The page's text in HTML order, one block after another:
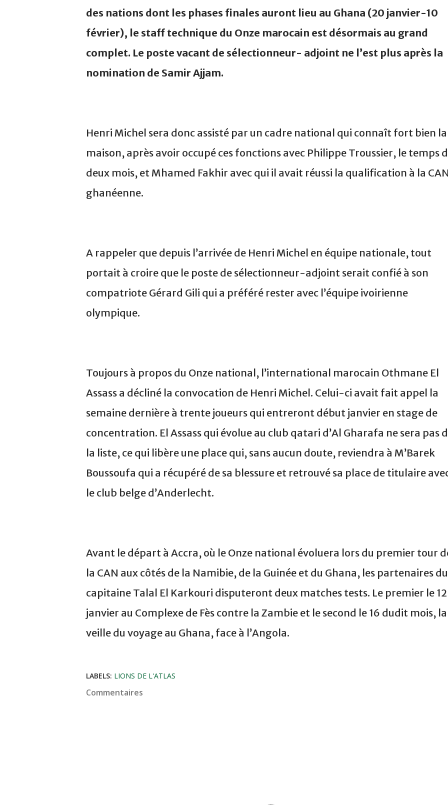
des nations dont les phases finales auront lieu au Ghana (20 janvier-10
février), le staff technique du Onze marocain est désormais au grand
complet. Le poste vacant de sélectionneur- adjoint ne l’est plus après la
nomination de Samir Ajjam.
Henri Michel sera donc assisté par un cadre national qui connaît fort bien la
maison, après avoir occupé ces fonctions avec Philippe Troussier, le temps
deux mois, et Mhamed Fakhir avec qui il avait réussi la qualification à la
ghanéenne.
A rappeler que depuis l’arrivée de Henri Michel en équipe nationale, tout
portait à croire que le poste de sélectionneur-adjoint serait confié à son
compatriote Gérard Gili qui a préféré rester avec l’équipe ivoirienne
olympique.
Toujours à propos du Onze national, l’international marocain Othmane El
Assass a décliné la convocation de Henri Michel. Celui-ci avait fait appel la
semaine dernière à trente joueurs qui entreront début janvier en stage de
concentration. El Assass qui évolue au club qatari d’Al Gharafa ne sera pas
la liste, ce qui libère une place qui, sans aucun doute, reviendra à M’Barek
Boussoufa qui a récupéré de sa blessure et retrouvé sa place de titulaire
le club belge d’Anderlecht.
Avant le départ à Accra, où le Onze national évoluera lors du premier tour
la CAN aux côtés de la Namibie, de la Guinée et du Ghana, les partenaires du
capitaine Talal El Karkouri disputeront deux matches tests. Le premier le 12
janvier au Complexe de Fès contre la Zambie et le second le 16 dudit mois, la
veille du voyage au Ghana, face à l’Angola.
LABELS: LIONS DE L'ATLAS
Commentaires